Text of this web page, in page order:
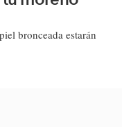
bronceada estarán